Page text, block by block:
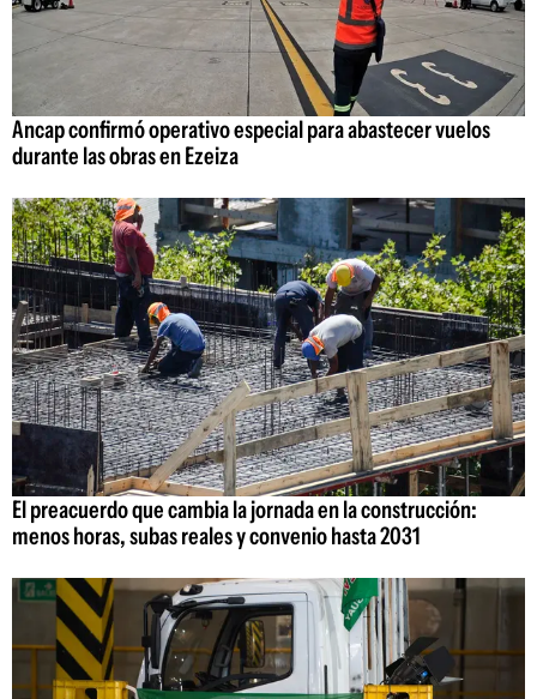
Ancap confirmó operativo especial para abastecer vuelos
durante las obras en Ezeiza
El preacuerdo que cambia la jornada en la construcción:
menos horas, subas reales y convenio hasta 2031